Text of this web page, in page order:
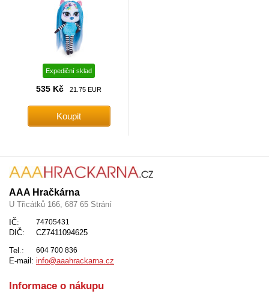
Expediční sklad
535 Kč 21.75 EUR
AAA Hračkárna
U Třicátků 166, 687 65 Strání
IČ:
74705431
DIČ:
CZ7411094625
Tel.:
604 700 836
E-mail: info@aaahrackarna.cz
Informace o nákupu